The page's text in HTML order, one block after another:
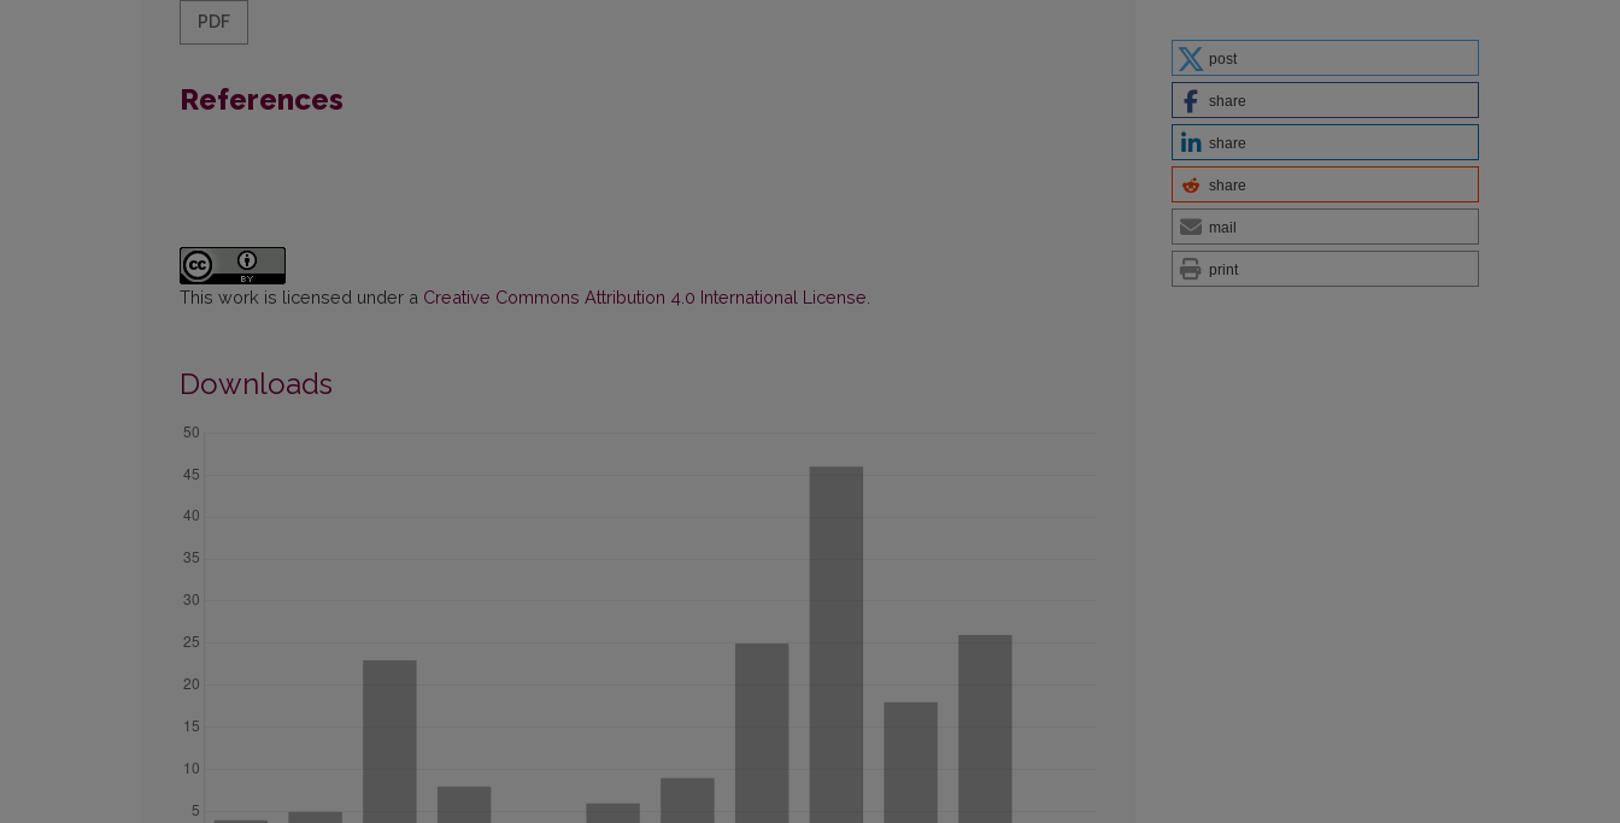
post
share
share
share
mail
print
PDF
References
This work is licensed under a Creative Commons Attribution 4.0 International License
Downloads